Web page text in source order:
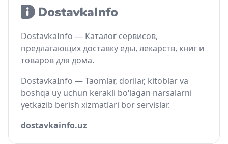
DostavkaInfo — Каталог сервисов,
предлагающих доставку еды, лекарств, книг и
товаров для дома.
DostavkaInfo — Taomlar, dorilar, kitoblar va
boshqa uy uchun kerakli bo‘lagan narsalarni
yetkazib berish xizmatlari bor servislar.
dostavkainfo.uz